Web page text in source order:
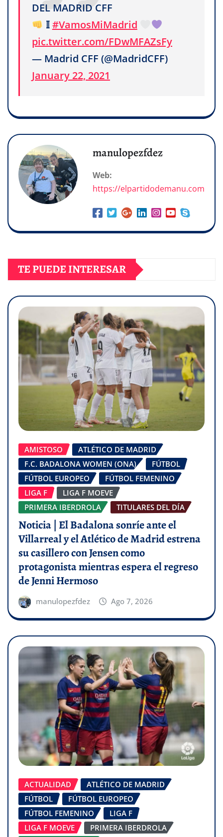
DEL MADRID CFF
𝕀#VamosMiMadrid
pic.twitter.com/FDwMFAZsFy
— Madrid CFF (@MadridCFF)
January 22, 2021
manulopezfdez
Web:
https://elpartidodemanu.com
TE PUEDE INTERESAR
AMISTOSO
ATLÉTICO DE MADRID
F.C. BADALONA WOMEN (ONA)
FÚTBOL
FÚTBOL EUROPEO
FÚTBOL FEMENINO
LIGA F
LIGA F MOEVE
PRIMERA IBERDROLA
TITULARES DEL DÍA
Noticia | El Badalona sonríe ante el
Villarreal y el Atlético de Madrid estrena
su casillero con Jensen como
protagonista mientras espera el regreso
de Jenni Hermoso
manulopezfdez Ago 7, 2026
ACTUALIDAD
ATLÉTICO DE MADRID
FÚTBOL
FÚTBOL EUROPEO
FÚTBOL FEMENINO
LIGA F
LIGA F MOEVE
PRIMERA IBERDROLA